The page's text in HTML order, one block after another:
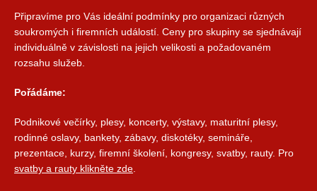
Připravíme pro Vás ideální podmínky pro organizaci různých
soukromých i firemních událostí. Ceny pro skupiny se sjednávají
individuálně v závislosti na jejich velikosti a požadovaném
rozsahu služeb.
Pořádáme:
Podnikové večírky, plesy, koncerty, výstavy, maturitní plesy,
rodinné oslavy, bankety, zábavy, diskotéky, semináře,
prezentace, kurzy, firemní školení, kongresy, svatby, rauty. Pro
svatby a rauty klikněte zde